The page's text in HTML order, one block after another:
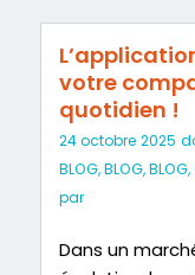
votre
quotidien !
24 octobre 2025
BLOG,BLOG,BLOG,
par
Dans un